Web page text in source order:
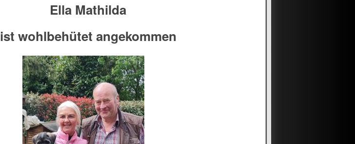
Ella Mathilda
ist wohlbehütet angekommen